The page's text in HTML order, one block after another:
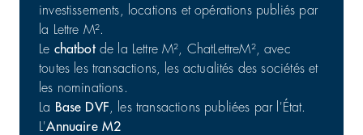
investissements, locations et opérations publiés par
la Lettre M².
Le chatbotde la Lettre M², ChatLettreM², avec
toutes les transactions, les actualités des sociétés et
les nominations.
La Base DVF , les transactions publiées par l'État.
L'Annuaire M2